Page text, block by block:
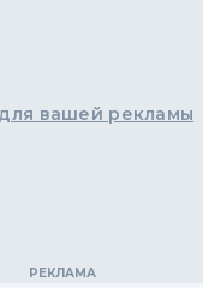
вашей рекламы